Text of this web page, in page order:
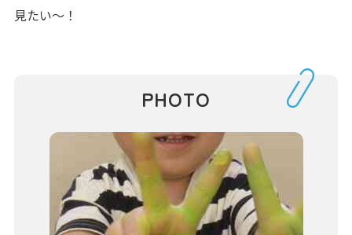
見たい～！
PHOTO